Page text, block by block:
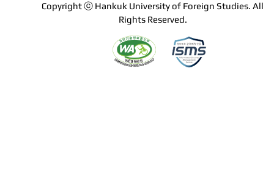
Copyright ⓒ Hankuk University of Foreign Studies. All
Rights Reserved.